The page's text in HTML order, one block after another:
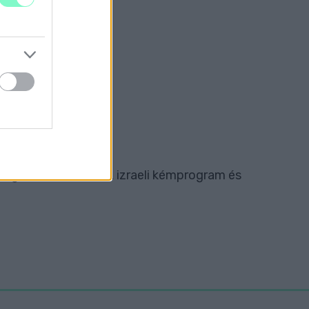
összehívását az izraeli kémprogram és